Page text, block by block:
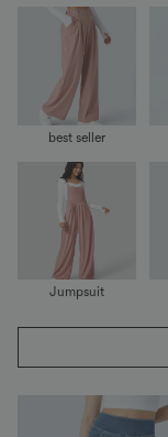
best seller
Jumpsuit